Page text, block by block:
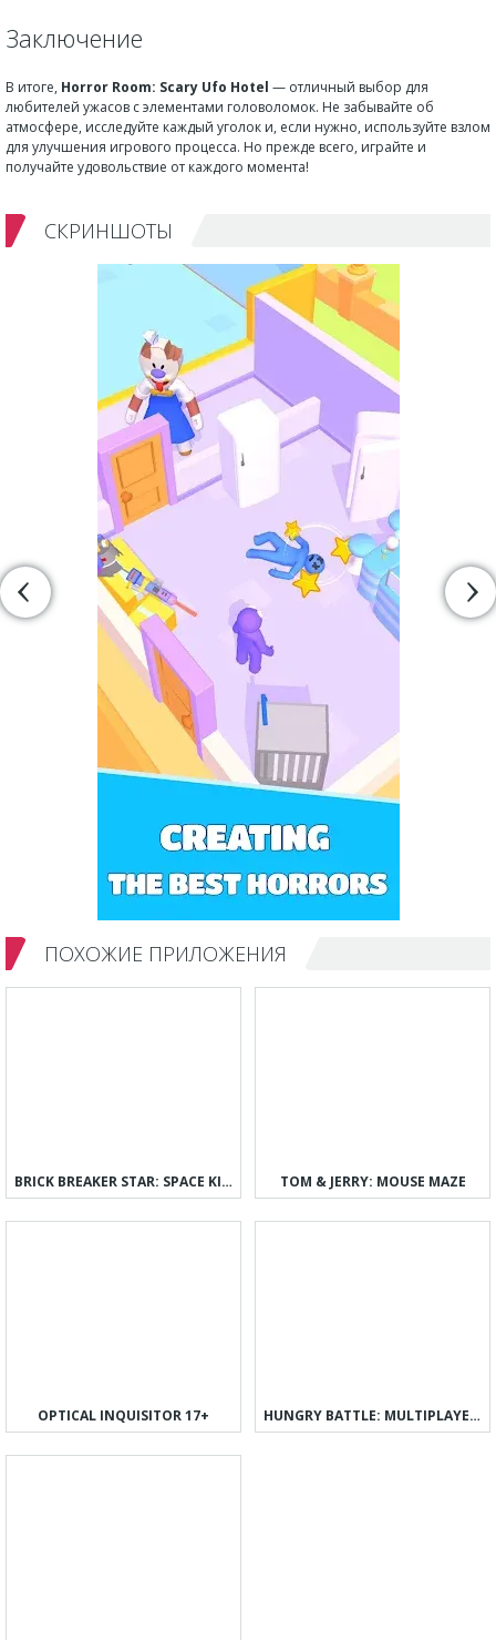
Заключение
В итоге, Horror Room: Scary Ufo Hotel — отличный выбор для
любителей ужасов с элементами головоломок. Не забывайте об
атмосфере, исследуйте каждый уголок и, если нужно, используйте взлом
для улучшения игрового процесса. Но прежде всего, играйте и
получайте удовольствие от каждого момента!
СКРИНШОТЫ
ПОХОЖИЕ ПРИЛОЖЕНИЯ
BRICK BREAKER STAR: SPACE KING TOM & JERRY: MOUSE MAZE
OPTICAL INQUISITOR 17+ HUNGRY BATTLE: MULTIPLAYER PVP